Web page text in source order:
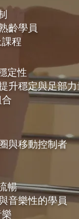
齡學員
程
定性
升穩定與足部力
與移動控制者
暢
音樂性的學員